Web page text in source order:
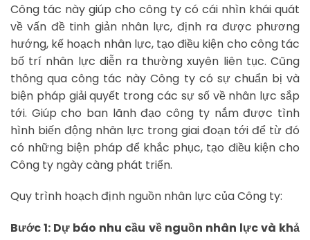
Công tác này giúp cho công ty có cái nhìn khái quát
về vấn đề tinh giản nhân lực, định ra được phương
hướng, kế hoạch nhân lực, tạo điều kiện cho công tác
bố trí nhân lực diễn ra thường xuyên liên tục. Cũng
thông qua công tác này Công ty có sự chuẩn bị và
biện pháp giải quyết trong các sự số về nhân lực sắp
tới. Giúp cho ban lãnh đạo công ty nắm được tình
hình biến động nhân lực trong giai đoạn tới để từ đó
có những biện pháp để khắc phục, tạo điều kiện cho
Công ty ngày càng phát triển.
Quy trình hoạch định nguồn nhân lực của Công ty:
Bước 1: Dự báo nhu cầu về nguồn nhân lực và khả